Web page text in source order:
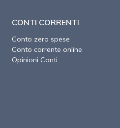
CONTI CORRENTI
Conto zero spese
Conto corrente online
Opinioni Conti